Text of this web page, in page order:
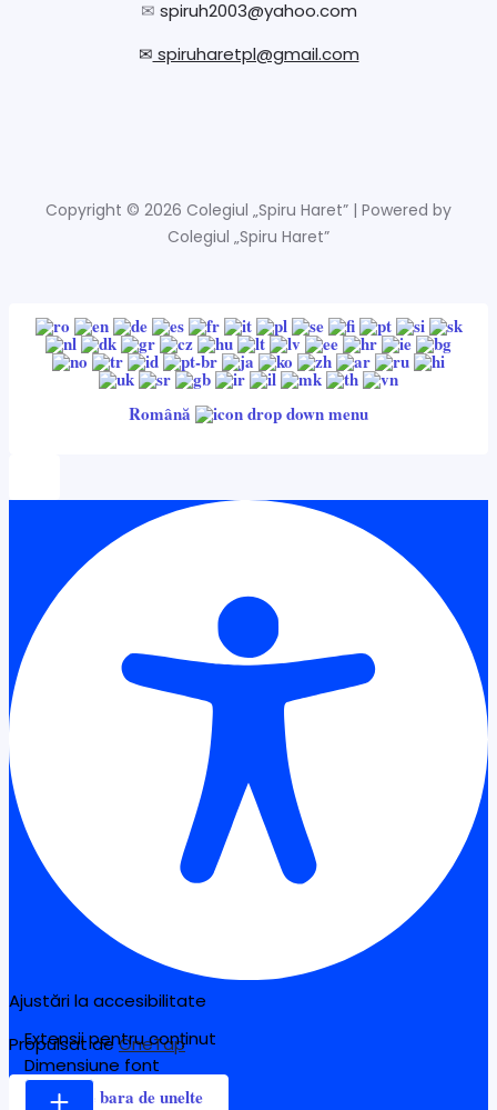
✉ spiruh2003@yahoo.com
✉ spiruharetpl@gmail.com
Copyright © 2026 Colegiul „Spiru Haret” | Powered by
Colegiul „Spiru Haret”
Română
Ajustări la accesibilitate
Propulsat deOneTap
Ascunde bara de unelte
Extensii pentru conținut
Dimensiune font